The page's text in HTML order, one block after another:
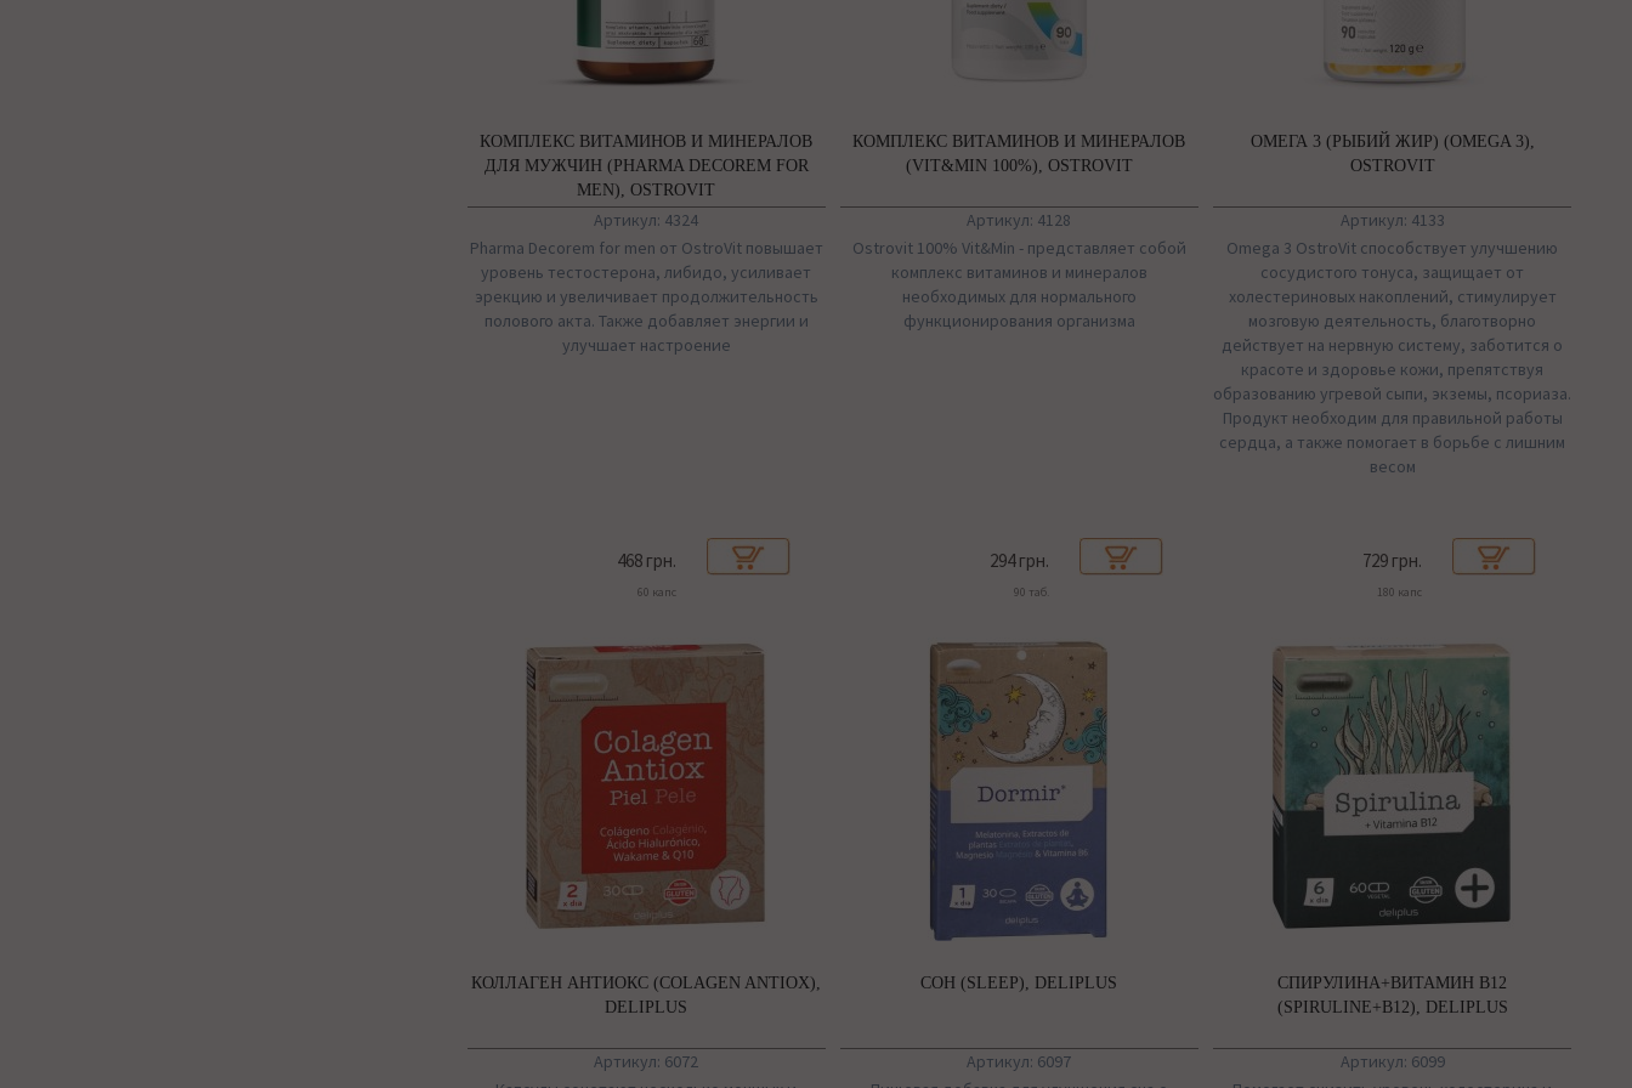
КОМПЛЕКС ВИТАМИНОВ И МИНЕРАЛОВ
ДЛЯ МУЖЧИН (PHARMA DECOREM FOR
MEN), OSTROVIT
Артикул: 4324
Pharma Decorem for men от OstroVit повышает
уровень тестостерона, либидо, усиливает
эрекцию и увеличивает продолжительность
полового акта. Также добавляет энергии и
улучшает настроение
468 грн.
60 капс
КОМПЛЕКС ВИТАМИНОВ И МИНЕРАЛОВ
(VIT&MIN 100%), OSTROVIT
Артикул: 4128
Ostrovit 100% Vit&Min - представляет собой
комплекс витаминов и минералов
необходимых для нормального
функционирования организма
294 грн.
90 таб.
ОМЕГА 3 (РЫБИЙ ЖИР) (OMEGA 3),
OSTROVIT
Артикул: 4133
Omega 3 OstroVit способствует улучшению
сосудистого тонуса, защищает от
холестериновых накоплений, стимулирует
мозговую деятельность, благотворно
действует на нервную систему, заботится о
красоте и здоровье кожи, препятствуя
образованию угревой сыпи, экземы, псориаза.
Продукт необходим для правильной работы
сердца, а также помогает в борьбе с лишним
весом
729 грн.
180 капс
КОЛЛАГЕН АНТИОКС (COLAGEN ANTIOX),
DELIPLUS
Артикул: 6072
СОН (SLEEP), DELIPLUS
Артикул: 6097
СПИРУЛИНА+ВИТАМИН B12
(SPIRULINE+B12), DELIPLUS
Артикул: 6099